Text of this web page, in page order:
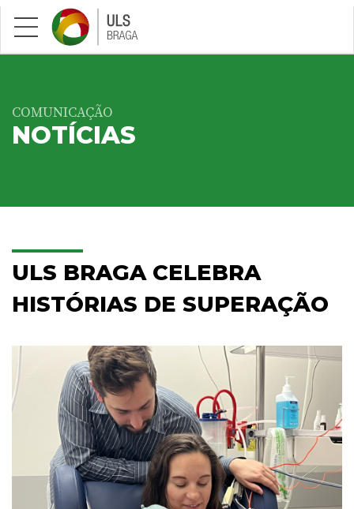
Saltar para conteúdo principal
COMUNICAÇÃO
NOTÍCIAS
ULS BRAGA CELEBRA
HISTÓRIAS DE SUPERAÇÃO